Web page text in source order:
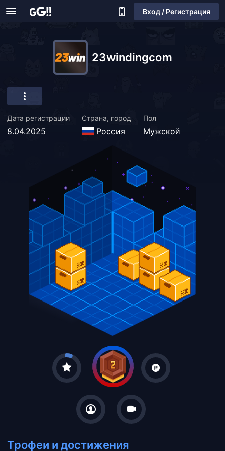
Вход / Регистрация
23windingcom
Дата регистрации
8.04.2025
Страна, город
Россия
Пол
Мужской
Трофеи и достижения